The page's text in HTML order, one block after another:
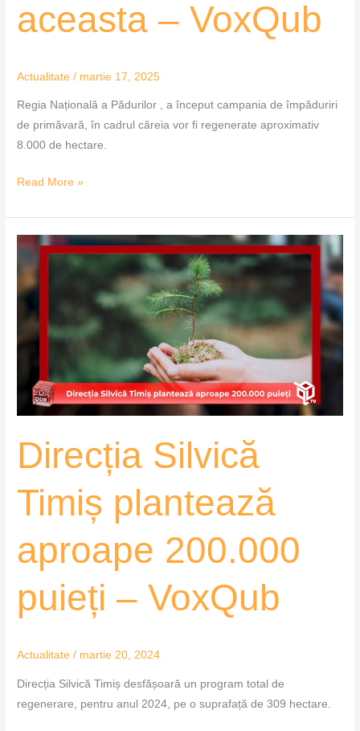
aceasta – VoxQub
Actualitate / martie 17, 2025
Regia Națională a Pădurilor , a început campania de împăduriri
de primăvară, în cadrul căreia vor fi regenerate aproximativ
8.000 de hectare.
Read More »
Direcția Silvică
Timiș plantează
aproape 200.000
puieți – VoxQub
Actualitate / martie 20, 2024
Direcția Silvică Timiș desfășoară un program total de
regenerare, pentru anul 2024, pe o suprafață de 309 hectare.
Direcția
Silvică
Timiș
aproape
200.000
VoxQub